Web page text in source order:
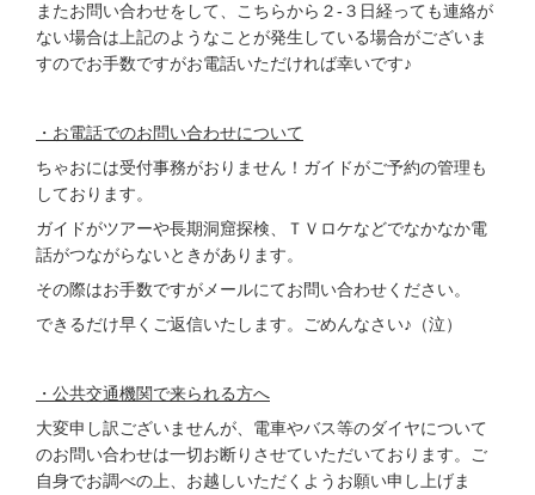
またお問い合わせをして、こちらから２-３日経っても連絡が
ない場合は上記のようなことが発生している場合がございま
すのでお手数ですがお電話いただければ幸いです♪
・お電話でのお問い合わせについて
ちゃおには受付事務がおりません！ガイドがご予約の管理も
しております。
ガイドがツアーや長期洞窟探検、ＴＶロケなどでなかなか電
話がつながらないときがあります。
その際はお手数ですがメールにてお問い合わせください。
できるだけ早くご返信いたします。ごめんなさい♪（泣）
・公共交通機関で来られる方へ
大変申し訳ございませんが、電車やバス等のダイヤについて
のお問い合わせは一切お断りさせていただいております。ご
自身でお調べの上、お越しいただくようお願い申し上げま